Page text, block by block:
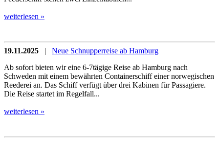
weiterlesen »
19.11.2025 | Neue Schnupperreise ab Hamburg
Ab sofort bieten wir eine 6-7tägige Reise ab Hamburg nach
Schweden mit einem bewährten Containerschiff einer norwegischen
Reederei an. Das Schiff verfügt über drei Kabinen für Passagiere.
Die Reise startet im Regelfall...
weiterlesen »